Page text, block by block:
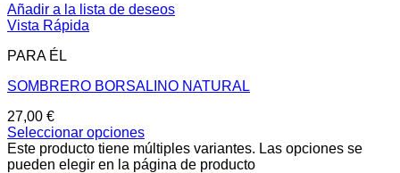
Añadir a la lista de deseos
Vista Rápida
PARA ÉL
SOMBRERO BORSALINO NATURAL
27,00 €
Seleccionar opciones
Este producto tiene múltiples variantes. Las opciones se
pueden elegir en la página de producto